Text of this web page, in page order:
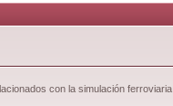
con la simulación ferroviaria